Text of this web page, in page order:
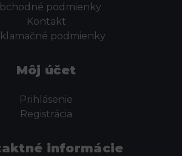
podmienky
Kontakt
podmienky
Môj účet
Prihlásenie
Registrácia
informácie